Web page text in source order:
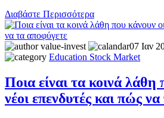
Διαβάστε Περισσότερα
value-invest 07 Ιαν
Education Stock Market
Ποια είναι τα κοινά λάθη
νέοι επενδυτές και πώς